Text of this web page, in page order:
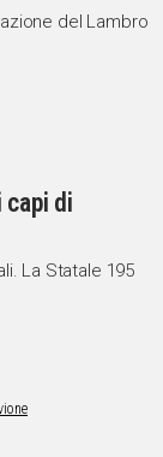
del Lambro
capi di
La Statale 195